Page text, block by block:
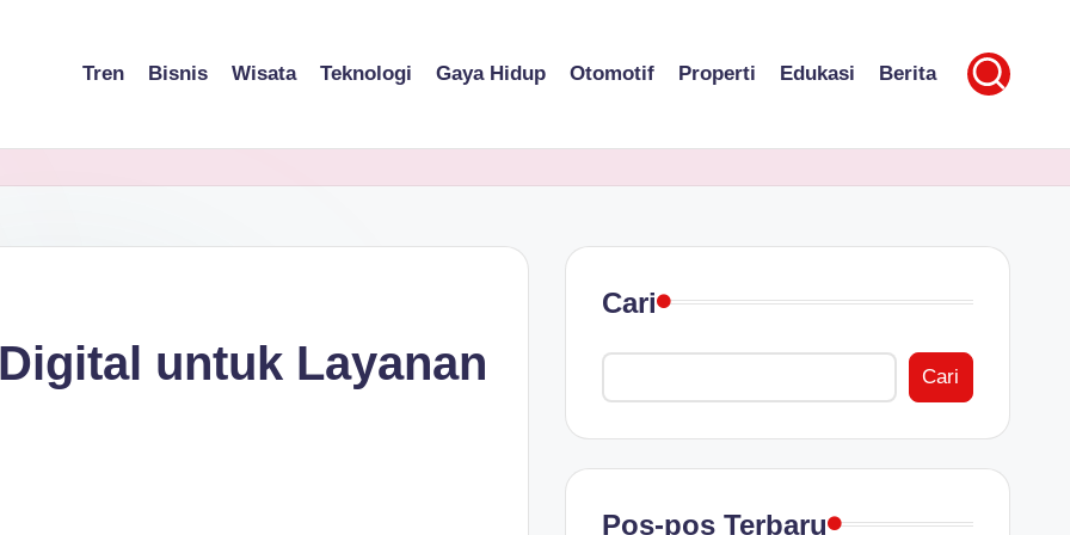
Tren Bisnis Wisata Teknologi Gaya Hidup Otomotif Properti Edukasi Berita
untuk Layanan
Cari
Cari
Pos-pos Terbaru